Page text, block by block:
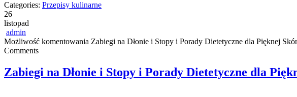
Categories: Przepisy kulinarne
26
listopad
admin
Możliwość komentowania Zabiegi na Dłonie i Stopy i Porady Dietetyczne dla Pięknej
Comments
Zabiegi na Dłonie i Stopy i Porady Dietetyczne dla